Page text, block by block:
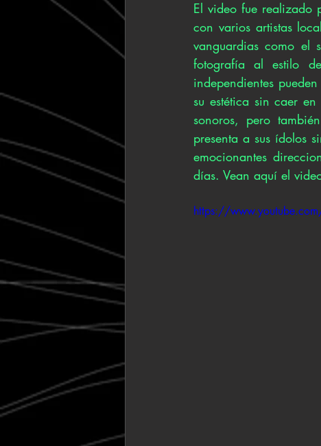
El video fue realizado
con varios artistas
vanguardias como el
fotografía al estilo
independientes
su estética sin caer
sonoros, pero
presenta a sus ídolos
emocionantes
días. Vean aquí el
https://